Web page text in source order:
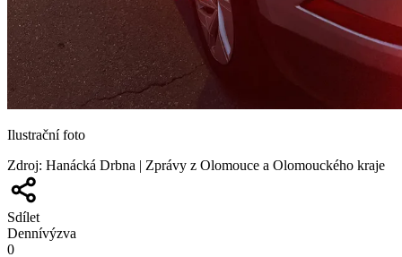
Ilustrační foto
Zdroj: Hanácká Drbna | Zprávy z Olomouce a Olomouckého kraje
Sdílet
Dennívýzva
0